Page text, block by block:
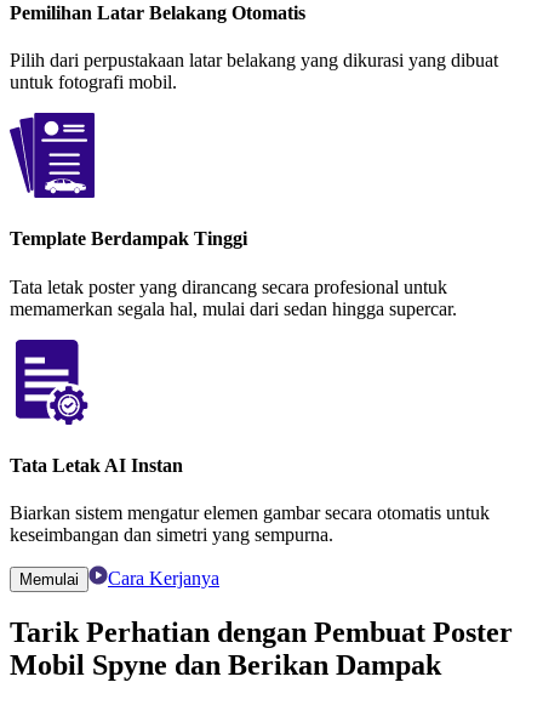
Pemilihan Latar Belakang Otomatis
Pilih dari perpustakaan latar belakang yang dikurasi yang dibuat
untuk fotografi mobil.
Template Berdampak Tinggi
Tata letak poster yang dirancang secara profesional untuk
memamerkan segala hal, mulai dari sedan hingga supercar.
Tata Letak AI Instan
Biarkan sistem mengatur elemen gambar secara otomatis untuk
keseimbangan dan simetri yang sempurna.
Memulai Cara Kerjanya
Tarik Perhatian dengan Pembuat Poster
Mobil Spyne dan Berikan Dampak